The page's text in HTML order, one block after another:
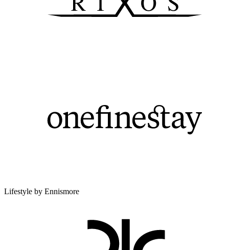
Lifestyle by Ennismore